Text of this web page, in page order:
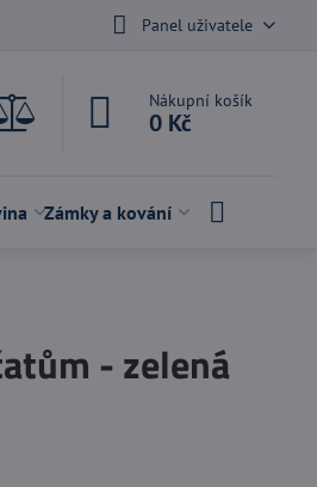
Panel uživatele
Nákupní košík
0 Kč
Zámky a kování
- zelená